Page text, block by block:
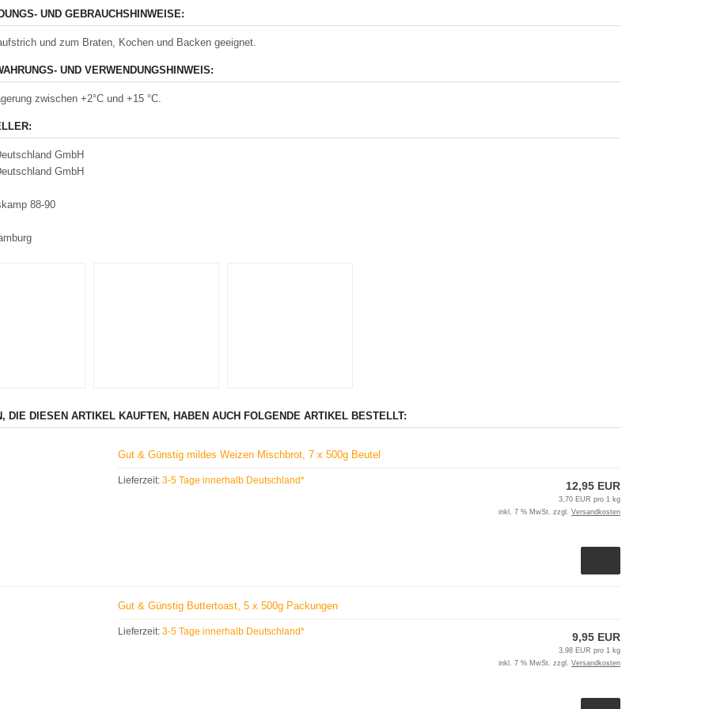
UND GEBRAUCHSHINWEISE:
und zum Braten, Kochen und Backen geeignet.
UND VERWENDUNGSHINWEIS:
zwischen +2°C und +15 °C.
GmbH
GmbH
88-90
DIE DIESEN ARTIKEL KAUFTEN, HABEN AUCH FOLGENDE ARTIKEL BESTELLT:
Gut & Günstig mildes Weizen Mischbrot, 7 x 500g Beutel
Lieferzeit:3-5 Tage innerhalb Deutschland* 12,95 EUR
3,70 EUR pro 1 kg
inkl. 7 % MwSt. zzgl. Versandkosten
Gut & Günstig Buttertoast, 5 x 500g Packungen
Lieferzeit:3-5 Tage innerhalb Deutschland* 9,95 EUR
3,98 EUR pro 1 kg
inkl. 7 % MwSt. zzgl. Versandkosten